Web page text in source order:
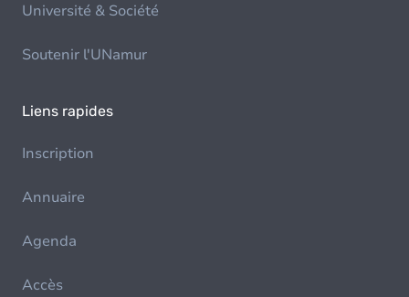
Université & Société
Soutenir l'UNamur
Liens rapides
Inscription
Annuaire
Agenda
Accès